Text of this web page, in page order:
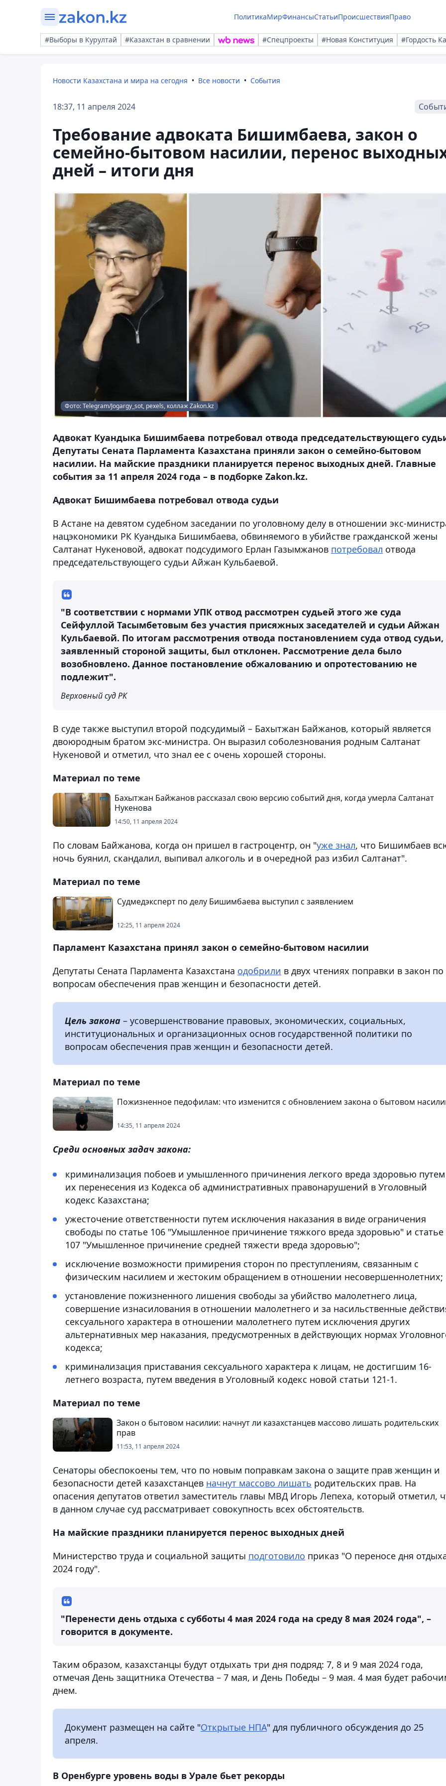
ПолитикаМирФинансыСтатьиПроисшествияПраво
#Выборы в Курултай #Казахстан в сравнении #Спецпроекты #Новая Конституция #Гордость
Новости Казахстана и мира на сегодня Все новости События
18:37, 11 апреля 2024
Требование адвоката Бишимбаева, закон о
семейно-бытовом насилии, перенос
дней – итоги дня
Фото: Telegram/Jogargy_sot, pexels, коллаж Zakon.kz
Адвокат Куандыка Бишимбаева потребовал отвода председательствующего
Депутаты Сената Парламента Казахстана приняли закон о семейно-бытовом
насилии. На майские праздники планируется перенос выходных дней. Главные
события за 11 апреля 2024 года – в подборке Zakon.kz.
Адвокат Бишимбаева потребовал отвода судьи
В Астане на девятом судебном заседании по уголовному делу в отношении экс-
нацэкономики РК Куандыка Бишимбаева, обвиняемого в убийстве гражданской жены
Салтанат Нукеновой, адвокат подсудимого Ерлан Газымжанов потребовал отвода
председательствующего судьи Айжан Кульбаевой.
"В соответствии с нормами УПК отвод рассмотрен судьей этого же суда
Сейфуллой Тасымбетовым без участия присяжных заседателей и судьи Айжан
Кульбаевой. По итогам рассмотрения отвода постановлением суда отвод судьи,
заявленный стороной защиты, был отклонен. Рассмотрение дела было
возобновлено. Данное постановление обжалованию и опротестованию не
подлежит".
Верховный суд РК
В суде также выступил второй подсудимый – Бахытжан Байжанов, который является
двоюродным братом экс-министра. Он выразил соболезнования родным Салтанат
Нукеновой и отметил, что знал ее с очень хорошей стороны.
Материал по теме
Бахытжан Байжанов рассказал свою версию событий дня, когда умерла Салтанат
Нукенова
14:50, 11 апреля 2024
По словам Байжанова, когда он пришел в гастроцентр, он "уже знал, что Бишимбаев
ночь буянил, скандалил, выпивал алкоголь и в очередной раз избил Салтанат".
Материал по теме
Судмедэксперт по делу Бишимбаева выступил с заявлением
12:25, 11 апреля 2024
Парламент Казахстана принял закон о семейно-бытовом насилии
Депутаты Сената Парламента Казахстана одобрили в двух чтениях поправки в закон по
вопросам обеспечения прав женщин и безопасности детей.
Цель закона – усовершенствование правовых, экономических, социальных,
институциональных и организационных основ государственной политики по
вопросам обеспечения прав женщин и безопасности детей.
Материал по теме
Пожизненное педофилам: что изменится с обновлением закона о бытовом
14:35, 11 апреля 2024
Среди основных задач закона:
криминализация побоев и умышленного причинения легкого вреда здоровью путем
их перенесения из Кодекса об административных правонарушений в Уголовный
кодекс Казахстана;
ужесточение ответственности путем исключения наказания в виде ограничения
свободы по статье 106 "Умышленное причинение тяжкого вреда здоровью" и статье
107 "Умышленное причинение средней тяжести вреда здоровью";
исключение возможности примирения сторон по преступлениям, связанным с
физическим насилием и жестоким обращением в отношении несовершеннолетних;
установление пожизненного лишения свободы за убийство малолетнего лица,
совершение изнасилования в отношении малолетнего и за насильственные
сексуального характера в отношении малолетнего путем исключения других
альтернативных мер наказания, предусмотренных в действующих нормах
кодекса;
криминализация приставания сексуального характера к лицам, не достигшим 16-
летнего возраста, путем введения в Уголовный кодекс новой статьи 121-1.
Материал по теме
Закон о бытовом насилии: начнут ли казахстанцев массово лишать родительских
прав
11:53, 11 апреля 2024
Сенаторы обеспокоены тем, что по новым поправкам закона о защите прав женщин и
безопасности детей казахстанцев начнут массово лишать родительских прав. На
опасения депутатов ответил заместитель главы МВД Игорь Лепеха, который отметил,
в данном случае суд рассматривает совокупность всех обстоятельств.
На майские праздники планируется перенос выходных дней
Министерство труда и социальной защиты подготовило приказ "О переносе дня
2024 году".
"Перенести день отдыха с субботы 4 мая 2024 года на среду 8 мая 2024 года", –
говорится в документе.
Таким образом, казахстанцы будут отдыхать три дня подряд: 7, 8 и 9 мая 2024 года,
отмечая День защитника Отечества – 7 мая, и День Победы – 9 мая. 4 мая будет
днем.
Документ размещен на сайте "Открытые НПА" для публичного обсуждения до 25
апреля.
В Оренбурге уровень воды в Урале бьет рекорды